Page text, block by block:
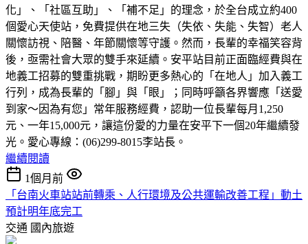
化」、「社區互助」、「補不足」的理念，於全台成立約400
個愛心天使站，免費提供在地三失（失依、失能、失智）老人
關懷訪視、陪醫、年節關懷等守護。然而，長輩的幸福笑容背
後，亟需社會大眾的雙手來延續。安平站目前正面臨經費與在
地義工招募的雙重挑戰，期盼更多熱心的「在地人」加入義工
行列，成為長輩的「腳」與「眼」；同時呼籲各界響應「送愛
到家～因為有您」常年服務經費，認助一位長輩每月1,250
元、一年15,000元，讓這份愛的力量在安平下一個20年繼續發
光。愛心專線：(06)299-8015李站長。
繼續閱讀
1個月前
「台南火車站站前轉乘、人行環境及公共運輸改善工程」動土
預計明年底完工
交通 國內旅遊